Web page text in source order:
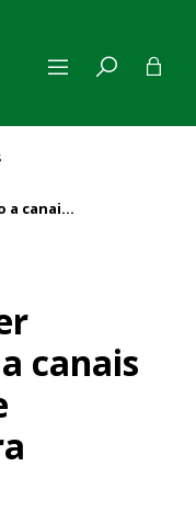
Ferramenta quer facilitar acesso a canais de denúncias de violências contra crianças
canais